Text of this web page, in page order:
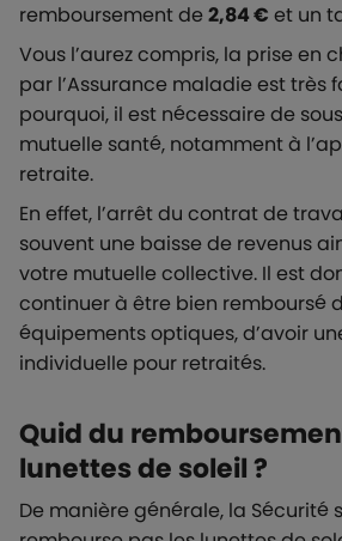
remboursement de2,84 € et un
Vous l’aurez compris, la prise en
par l’Assurance maladie est très
pourquoi, il est nécessaire de
mutuelle santé, notamment à
retraite.
En effet, l’arrêt du contrat de
souvent une baisse de revenus
votre mutuelle collective. Il est
continuer à être bien remboursé
équipements optiques, d’avoir
individuelle pour retraités.
Quid du
lunettes de soleil ?
De manière générale, la Sécurité